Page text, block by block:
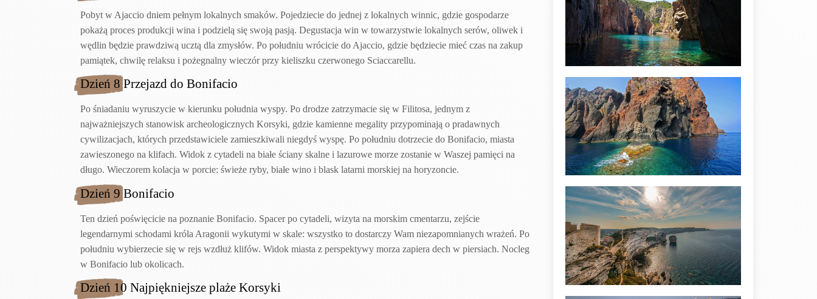
Pobyt w Ajaccio dniem pełnym lokalnych smaków. Pojedziecie do jednej z lokalnych winnic, gdzie gospodarze
pokażą proces produkcji wina i podzielą się swoją pasją. Degustacja win w towarzystwie lokalnych serów, oliwek i
wędlin będzie prawdziwą ucztą dla zmysłów. Po południu wrócicie do Ajaccio, gdzie będziecie mieć czas na zakup
pamiątek, chwilę relaksu i pożegnalny wieczór przy kieliszku czerwonego Sciaccarellu.
Dzień 8 Przejazd do Bonifacio
Po śniadaniu wyruszycie w kierunku południa wyspy. Po drodze zatrzymacie się w Filitosa, jednym z
najważniejszych stanowisk archeologicznych Korsyki, gdzie kamienne megality przypominają o pradawnych
cywilizacjach, których przedstawiciele zamieszkiwali niegdyś wyspę. Po południu dotrzecie do Bonifacio, miasta
zawieszonego na klifach. Widok z cytadeli na białe ściany skalne i lazurowe morze zostanie w Waszej pamięci na
długo. Wieczorem kolacja w porcie: świeże ryby, białe wino i blask latarni morskiej na horyzoncie.
Dzień 9 Bonifacio
Ten dzień poświęcicie na poznanie Bonifacio. Spacer po cytadeli, wizyta na morskim cmentarzu, zejście
legendarnymi schodami króla Aragonii wykutymi w skale: wszystko to dostarczy Wam niezapomnianych wrażeń. Po
południu wybierzecie się w rejs wzdłuż klifów. Widok miasta z perspektywy morza zapiera dech w piersiach. Nocleg
w Bonifacio lub okolicach.
Dzień 10 Najpiękniejsze plaże Korsyki